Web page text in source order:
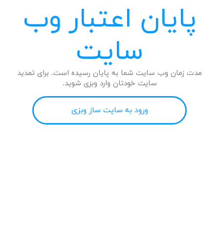
پایان اعتبار وب
سایت
مدت زمان وب سایت شما به پایان رسیده است. برای تمدید
سایت خودتان وارد وبزی شوید.
ورود به سایت ساز وبزی